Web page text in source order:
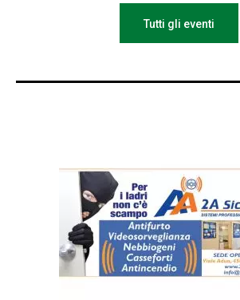
Tutti gli eventi